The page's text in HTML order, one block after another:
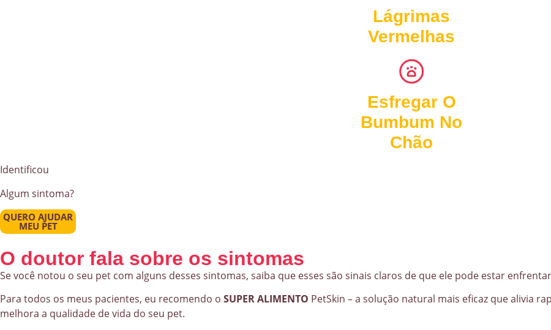
Lágrimas
Vermelhas
Esfregar O
Bumbum No
Chão
Identificou
Algum sintoma?
QUERO AJUDAR
MEU PET
O doutor fala sobre os sintomas
Se você notou o seu pet com alguns desses sintomas, saiba que esses são sinais claros de que ele pode estar
Para todos os meus pacientes, eu recomendo o SUPER ALIMENTO PetSkin – a solução natural mais eficaz que alivia
melhora a qualidade de vida do seu pet.